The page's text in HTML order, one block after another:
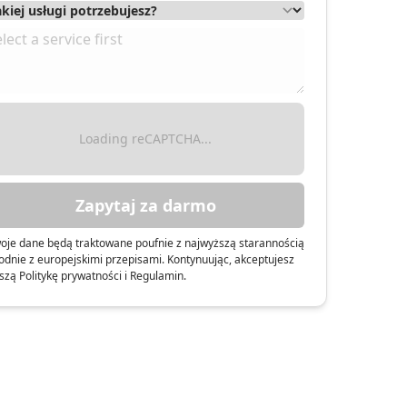
Loading reCAPTCHA...
Zapytaj za darmo
dane będą traktowane poufnie z najwyższą starannością
z europejskimi przepisami. Kontynuując, akceptujesz
Politykę prywatności i Regulamin.